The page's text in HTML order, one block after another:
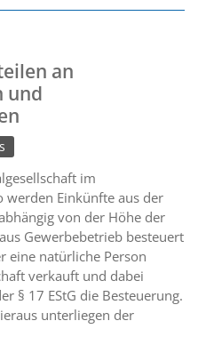
an
und
im
werden Einkünfte aus der
von der Höhe der
Gewerbebetrieb besteuert
eine natürliche Person
verkauft und dabei
§ 17 EStG die Besteuerung.
unterliegen der